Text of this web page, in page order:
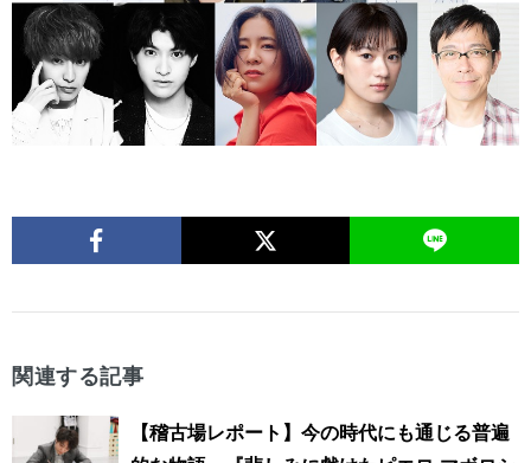
関連する記事
【稽古場レポート】今の時代にも通じる普遍